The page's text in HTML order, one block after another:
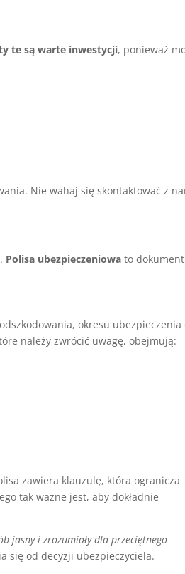
te są warte inwestycji, ponieważ
Nie wahaj się skontaktować z
Polisa ubezpieczeniowa to
okresu ubezpieczenia
należy zwrócić uwagę, obejmują:
zawiera klauzulę, która ogranicza
tak ważne jest, aby dokładnie
jasny i zrozumiały dla przeciętnego
się od decyzji ubezpieczyciela.